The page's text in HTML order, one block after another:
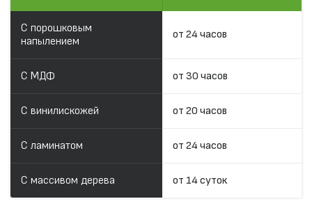
С порошковым
напылением
от 24 часов
С МДФ от 30 часов
С винилискожей от 20 часов
С ламинатом от 24 часов
С массивом дерева от 14 суток